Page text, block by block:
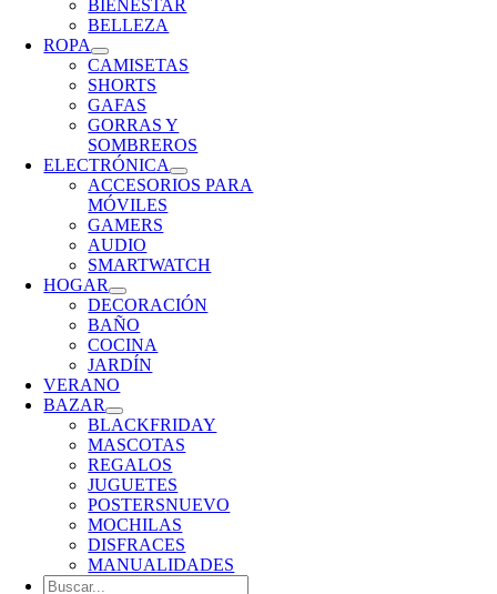
BIENESTAR
BELLEZA
ROPA
CAMISETAS
SHORTS
GAFAS
GORRAS Y
SOMBREROS
ELECTRÓNICA
ACCESORIOS PARA
MÓVILES
GAMERS
AUDIO
SMARTWATCH
HOGAR
DECORACIÓN
BAÑO
COCINA
JARDÍN
VERANO
BAZAR
BLACKFRIDAY
MASCOTAS
REGALOS
JUGUETES
POSTERSNUEVO
MOCHILAS
DISFRACES
MANUALIDADES
Buscar: